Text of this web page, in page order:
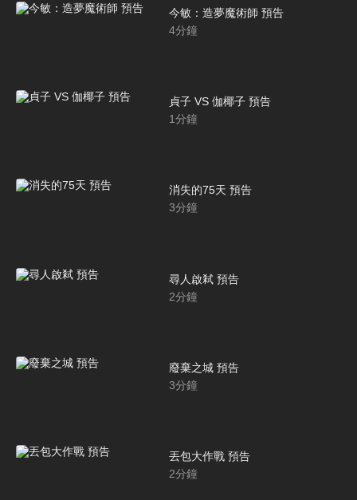
今敏：造夢魔術師 預告
4分鐘
貞子‬ VS ‪伽椰子 預告
1分鐘
消失的75天 預告
3分鐘
尋人啟弒 預告
2分鐘
廢棄之城 預告
3分鐘
丟包大作戰 預告
2分鐘